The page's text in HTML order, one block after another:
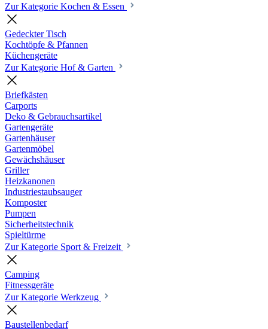
Zur Kategorie Kochen & Essen
Gedeckter Tisch
Kochtöpfe & Pfannen
Küchengeräte
Zur Kategorie Hof & Garten
Briefkästen
Carports
Deko & Gebrauchsartikel
Gartengeräte
Gartenhäuser
Gartenmöbel
Gewächshäuser
Griller
Heizkanonen
Industriestaubsauger
Komposter
Pumpen
Sicherheitstechnik
Spieltürme
Zur Kategorie Sport & Freizeit
Camping
Fitnessgeräte
Zur Kategorie Werkzeug
Baustellenbedarf